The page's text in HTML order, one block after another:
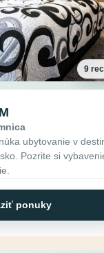
9
ubytovanie v
Pozrite si
ponuky